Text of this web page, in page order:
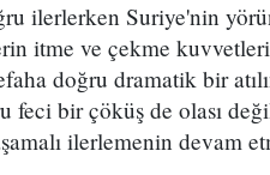
ilerlerken Suriye'nin
itme ve çekme
doğru dramatik bir
feci bir çöküş de olası
ilerlemenin devam